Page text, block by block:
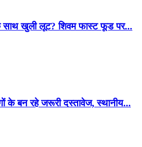
साथ खुली लूट? शिवम फास्ट फूड पर...
के बन रहे जरूरी दस्तावेज, स्थानीय...